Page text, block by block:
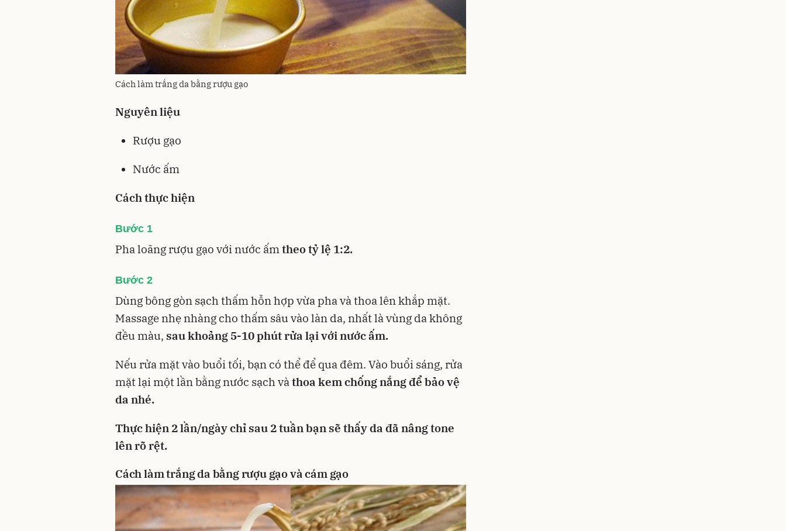
Cách làm trắng da bằng rượu gạo
Nguyên liệu
Rượu gạo
Nước ấm
Cách thực hiện
Bước 1
Pha loãng rượu gạo với nước ấm theo tỷ lệ 1:2.
Bước 2
Dùng bông gòn sạch thấm hỗn hợp vừa pha và thoa lên khắp mặt.
Massage nhẹ nhàng cho thấm sâu vào làn da, nhất là vùng da không
đều màu, sau khoảng 5-10 phút rửa lại với nước ấm.
Nếu rửa mặt vào buổi tối, bạn có thể để qua đêm. Vào buổi sáng, rửa
mặt lại một lần bằng nước sạch và thoa kem chống nắng để bảo vệ
da nhé.
Thực hiện 2 lần/ngày chỉ sau 2 tuần bạn sẽ thấy da đã nâng tone
lên rõ rệt.
Cách làm trắng da bằng rượu gạo và cám gạo